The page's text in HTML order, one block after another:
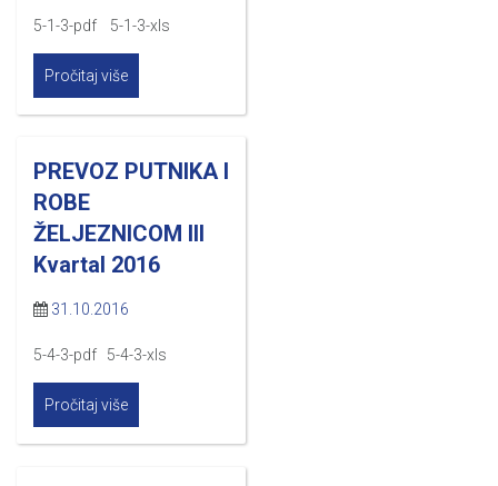
5-1-3-pdf 5-1-3-xls
Pročitaj više
PREVOZ PUTNIKA I
ROBE
ŽELJEZNICOM III
Kvartal 2016
31.10.2016
5-4-3-pdf 5-4-3-xls
Pročitaj više